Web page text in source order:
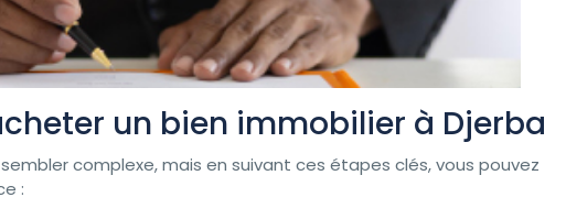
un bien immobilier à Djerba
complexe, mais en suivant ces étapes clés, vous pouvez
: